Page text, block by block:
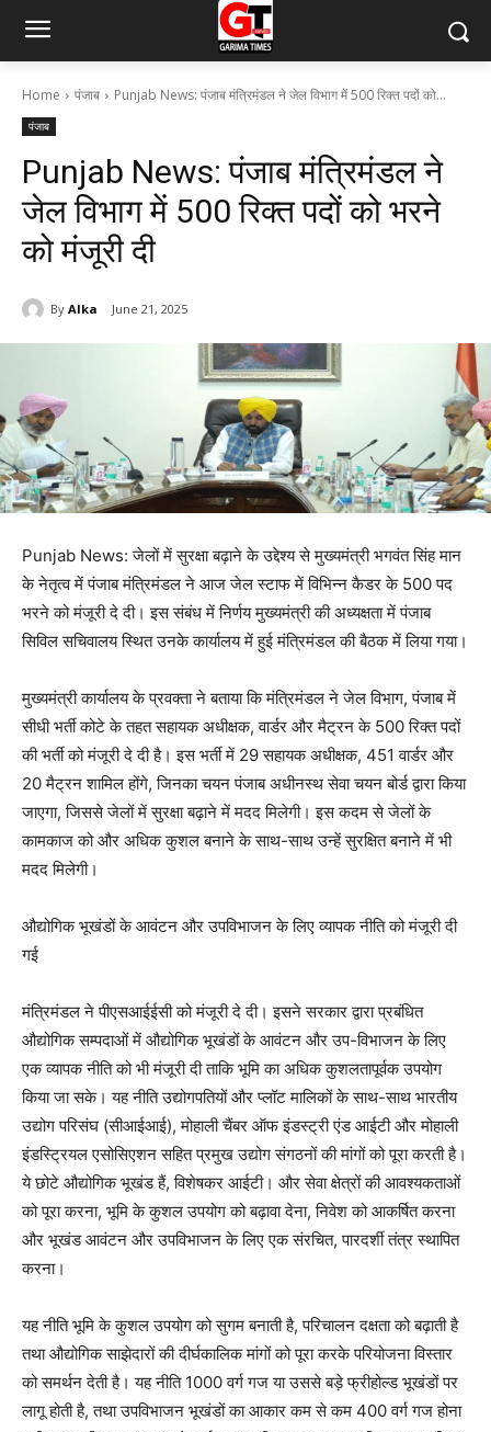
Home पंजाब Punjab News: पंजाब मंत्रिमंडल ने जेल विभाग में 500 रिक्त पदों को...
पंजाब
Punjab News: पंजाब मंत्रिमंडल ने
जेल विभाग में 500 रिक्त पदों को भरने
को मंजूरी दी
By Alka June 21, 2025
Punjab News: जेलों में सुरक्षा बढ़ाने के उद्देश्य से मुख्यमंत्री भगवंत सिंह मान
के नेतृत्व में पंजाब मंत्रिमंडल ने आज जेल स्टाफ में विभिन्न कैडर के 500 पद
भरने को मंजूरी दे दी। इस संबंध में निर्णय मुख्यमंत्री की अध्यक्षता में पंजाब
सिविल सचिवालय स्थित उनके कार्यालय में हुई मंत्रिमंडल की बैठक में लिया गया।
मुख्यमंत्री कार्यालय के प्रवक्ता ने बताया कि मंत्रिमंडल ने जेल विभाग, पंजाब में
सीधी भर्ती कोटे के तहत सहायक अधीक्षक, वार्डर और मैट्रन के 500 रिक्त पदों
की भर्ती को मंजूरी दे दी है। इस भर्ती में 29 सहायक अधीक्षक, 451 वार्डर और
20 मैट्रन शामिल होंगे, जिनका चयन पंजाब अधीनस्थ सेवा चयन बोर्ड द्वारा किया
जाएगा, जिससे जेलों में सुरक्षा बढ़ाने में मदद मिलेगी। इस कदम से जेलों के
कामकाज को और अधिक कुशल बनाने के साथ-साथ उन्हें सुरक्षित बनाने में भी
मदद मिलेगी।
औद्योगिक भूखंडों के आवंटन और उपविभाजन के लिए व्यापक नीति को मंजूरी दी
गई
मंत्रिमंडल ने पीएसआईईसी को मंजूरी दे दी। इसने सरकार द्वारा प्रबंधित
औद्योगिक सम्पदाओं में औद्योगिक भूखंडों के आवंटन और उप-विभाजन के लिए
एक व्यापक नीति को भी मंजूरी दी ताकि भूमि का अधिक कुशलतापूर्वक उपयोग
किया जा सके। यह नीति उद्योगपतियों और प्लॉट मालिकों के साथ-साथ भारतीय
उद्योग परिसंघ (सीआईआई), मोहाली चैंबर ऑफ इंडस्ट्री एंड आईटी और मोहाली
इंडस्ट्रियल एसोसिएशन सहित प्रमुख उद्योग संगठनों की मांगों को पूरा करती है।
ये छोटे औद्योगिक भूखंड हैं, विशेषकर आईटी। और सेवा क्षेत्रों की आवश्यकताओं
को पूरा करना, भूमि के कुशल उपयोग को बढ़ावा देना, निवेश को आकर्षित करना
और भूखंड आवंटन और उपविभाजन के लिए एक संरचित, पारदर्शी तंत्र स्थापित
करना।
यह नीति भूमि के कुशल उपयोग को सुगम बनाती है, परिचालन दक्षता को बढ़ाती है
तथा औद्योगिक साझेदारों की दीर्घकालिक मांगों को पूरा करके परियोजना विस्तार
को समर्थन देती है। यह नीति 1000 वर्ग गज या उससे बड़े फ्रीहोल्ड भूखंडों पर
लागू होती है, तथा उपविभाजन भूखंडों का आकार कम से कम 400 वर्ग गज होना